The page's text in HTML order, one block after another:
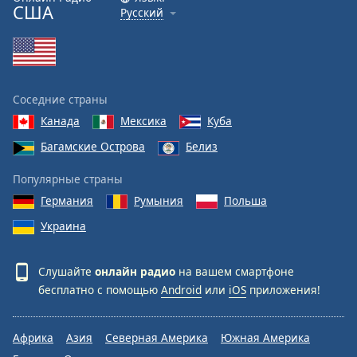
США
Русский
Соседние страны
Канада
Мексика
Куба
Багамские Острова
Белиз
Популярные страны
Германия
Румыния
Польша
Украина
Слушайте онлайн радио на вашем смартфоне
бесплатно с помощью Android или iOS приложения!
Африка Азия Северная Америка
Южная Америка